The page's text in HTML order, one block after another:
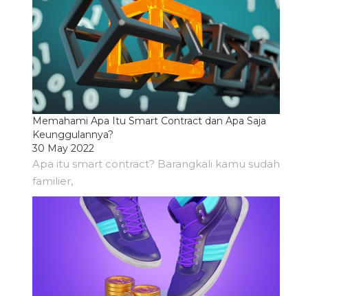
Memahami Apa Itu Smart Contract dan Apa Saja
Keunggulannya?
30 May 2022
Apa itu smart contract? Barangkali kamu sudah
familier,